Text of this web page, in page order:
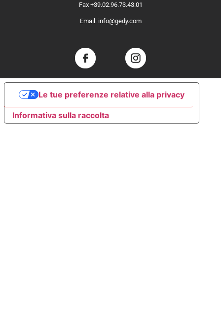
Fax +39.02.96.73.43.01
Email: info@gedy.com
Informativa sulla raccolta
Le tue preferenze relative alla privacy